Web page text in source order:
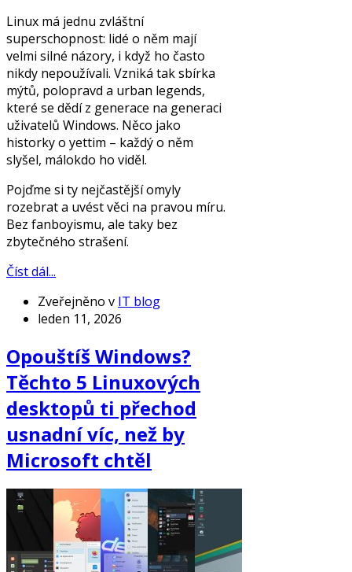
Linux má jednu zvláštní
superschopnost: lidé o něm mají
velmi silné názory, i když ho často
nikdy nepoužívali. Vzniká tak sbírka
mýtů, polopravd a urban legends,
které se dědí z generace na generaci
uživatelů Windows. Něco jako
historky o yettim – každý o něm
slyšel, málokdo ho viděl.
Pojďme si ty nejčastější omyly
rozebrat a uvést věci na pravou míru.
Bez fanboyismu, ale taky bez
zbytečného strašení.
Číst dál...
Zveřejněno v IT blog
leden 11, 2026
Opouštíš Windows?
Těchto 5 Linuxových
desktopů ti přechod
usnadní víc, než by
Microsoft chtěl